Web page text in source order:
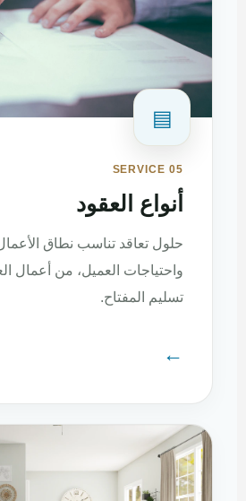
▤
SERVICE 05
أنواع العقود
حلول تعاقد تناسب نطاق
واحتياجات العميل، من أعمال
تسليم المفتاح.
←